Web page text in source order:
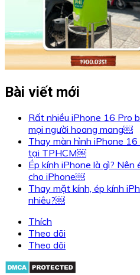
Bài viết mới
Rất nhiều iPhone 16 Pro
mọi người hoang mang￼
Thay màn hình iPhone
tại TPHCM￼
Ép kính iPhone là gì?
cho iPhone￼
Thay mặt kính, ép kính
nhiêu?￼
Thích
Theo dõi
Theo dõi